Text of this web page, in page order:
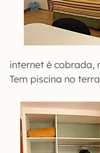
internet é cobrada,
Tem piscina no